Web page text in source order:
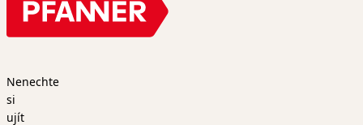
Nenechte
si
ujít